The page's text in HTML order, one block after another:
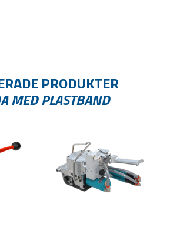
PRODUKTER
MED PLASTBAND